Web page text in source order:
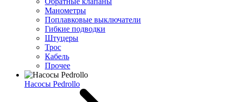
Манометры
Поплавковые выключатели
Гибкие подводки
Штуцеры
Трос
Кабель
Прочее
Насосы Pedrollo